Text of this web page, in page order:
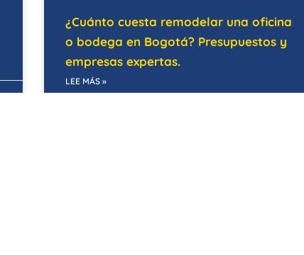
¿Cuánto cuesta remodelar una oficina
o bodega en Bogotá? Presupuestos y
empresas expertas.
LEE MÁS »